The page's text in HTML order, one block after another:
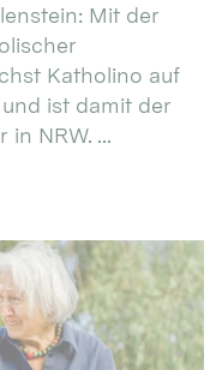
Mit der
Katholino auf
ist damit der
NRW. ...